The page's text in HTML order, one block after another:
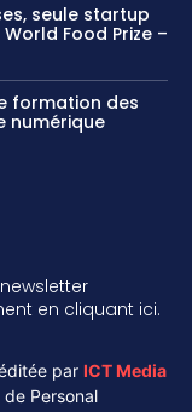
seule startup
Food Prize –
formation des
numérique
en cliquant ici.
par ICT Media
Personal